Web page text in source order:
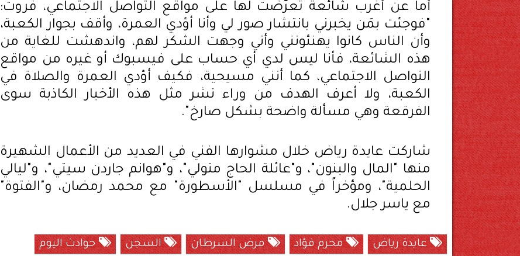
أما عن أغرب شائعة تعرّضت لها على مواقع التواصل الاجتماعي، فروت:
"فوجئت بمَن يخبرني بانتشار صور لي وأنا أؤدي العمرة، وأقف بجوار الكعبة،
وأن الناس كانوا يهنئونني وأني وجهت الشكر لهم، واندهشت للغاية من
هذه الشائعة، فأنا ليس لدي أي حساب على فيسبوك أو غيره من مواقع
التواصل الاجتماعي، كما أنني مسيحية، فكيف أؤدي العمرة والصلاة في
الكعبة، ولا أعرف الهدف من وراء نشر مثل هذه الأخبار الكاذبة سوى
الفرقعة وهي مسألة واضحة بشكل صارخ".
شاركت عايدة رياض خلال مشوارها الفني في العديد من الأعمال الشهيرة
منها "المال والبنون"، و"عائلة الحاج متولي"، و"هوانم جاردن سيتي"، و"ليالي
الحلمية"، ومؤخراً في مسلسل "الأسطورة" مع محمد رمضان، و"الفتوة"
مع ياسر جلال.
عايدة رياض محرم فؤاد مرض السرطان السجن حوادث اليوم